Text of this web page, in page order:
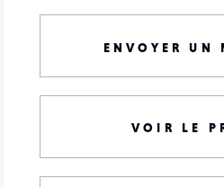
ENVOYER UN
VOIR LE